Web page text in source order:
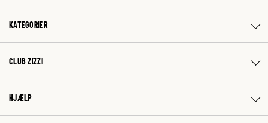
KATEGORIER
CLUB ZIZZI
HJÆLP